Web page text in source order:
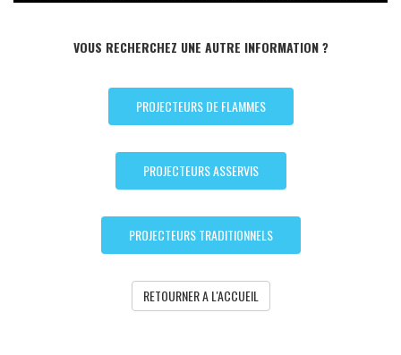
VOUS RECHERCHEZ UNE AUTRE INFORMATION ?
PROJECTEURS DE FLAMMES
PROJECTEURS ASSERVIS
PROJECTEURS TRADITIONNELS
RETOURNER A L'ACCUEIL